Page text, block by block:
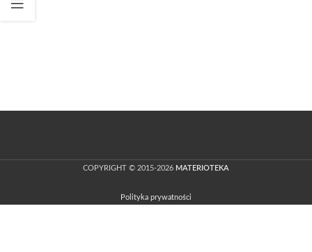
COPYRIGHT © 2015-2026 MATERIOTEKA
Polityka prywatności